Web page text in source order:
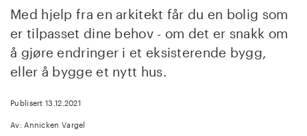
Med hjelp fra en arkitekt får du en bolig som
er tilpasset dine behov - om det er snakk om
å gjøre endringer i et eksisterende bygg,
eller å bygge et nytt hus.
Publisert 13.12.2021
Av: Annicken Vargel